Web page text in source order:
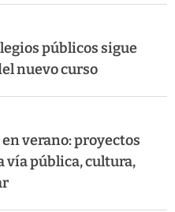
públicos sigue
nuevo curso
verano: proyectos
vía pública, cultura,